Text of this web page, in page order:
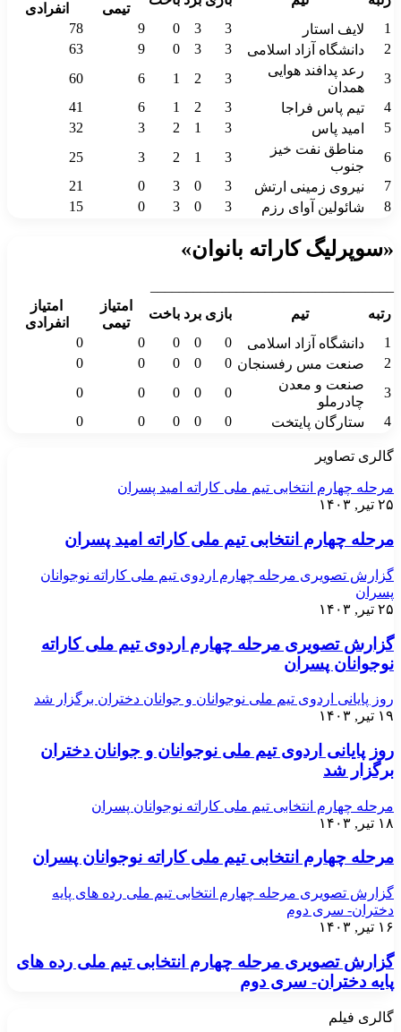
تیمی
انفرادی
1
لایف استار 3
3
0
9
78
2
دانشگاه آزاد اسلامی 3
3
0
9
63
3
رعد پدافند هوایی
همدان
3
2
1
6
60
4
تیم پاس فراجا 3
2
1
6
41
5
امید پاس 3
1
2
3
32
6
مناطق نفت خیز
جنوب
3
1
2
3
25
7
نیروی زمینی ارتش 3
0
3
0
21
8
شائولین آوای رزم 3
0
3
0
15
«سوپرلیگ کاراته بانوان»
رتبه
تیم بازی برد باخت
امتیاز
تیمی
امتیاز
انفرادی
1
دانشگاه آزاد اسلامی 0
0
0
0
0
2
صنعت مس رفسنجان 0
0
0
0
0
3
صنعت و معدن
چادرملو
0
0
0
0
0
4
ستارگان پایتخت 0
0
0
0
0
گالری تصاویر
مرحله چهارم انتخابی تیم ملی کاراته امید پسران
۲۵ تیر, ۱۴۰۳
مرحله چهارم انتخابی تیم ملی کاراته امید پسران
گزارش تصویری مرحله چهارم اردوی تیم ملی کاراته نوجوانان
پسران
۲۵ تیر, ۱۴۰۳
گزارش تصویری مرحله چهارم اردوی تیم ملی کاراته
نوجوانان پسران
روز پایانی اردوی تیم ملی نوجوانان و جوانان دختران برگزار شد
۱۹ تیر, ۱۴۰۳
روز پایانی اردوی تیم ملی نوجوانان و جوانان دختران
برگزار شد
مرحله چهارم انتخابی تیم ملی کاراته نوجوانان پسران
۱۸ تیر, ۱۴۰۳
مرحله چهارم انتخابی تیم ملی کاراته نوجوانان پسران
گزارش تصویری مرحله چهارم انتخابی تیم ملی رده های پایه
دختران- سری دوم
۱۶ تیر, ۱۴۰۳
گزارش تصویری مرحله چهارم انتخابی تیم ملی رده های
پایه دختران- سری دوم
گالری فیلم